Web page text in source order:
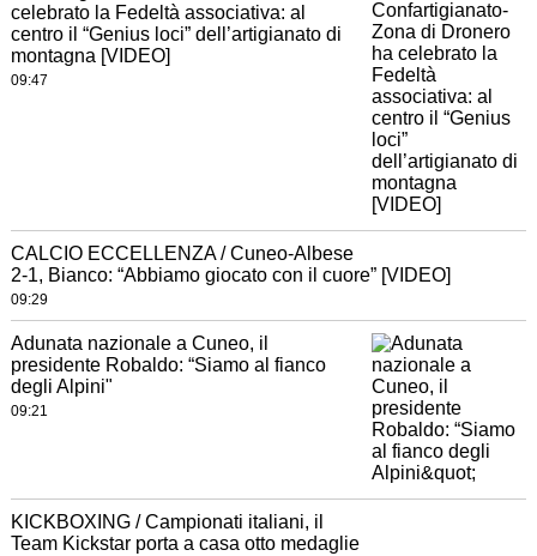
celebrato la Fedeltà associativa: al
centro il “Genius loci” dell’artigianato di
montagna [VIDEO]
09:47
CALCIO ECCELLENZA / Cuneo-Albese
2-1, Bianco: “Abbiamo giocato con il cuore” [VIDEO]
09:29
Adunata nazionale a Cuneo, il
presidente Robaldo: “Siamo al fianco
degli Alpini"
09:21
KICKBOXING / Campionati italiani, il
Team Kickstar porta a casa otto medaglie